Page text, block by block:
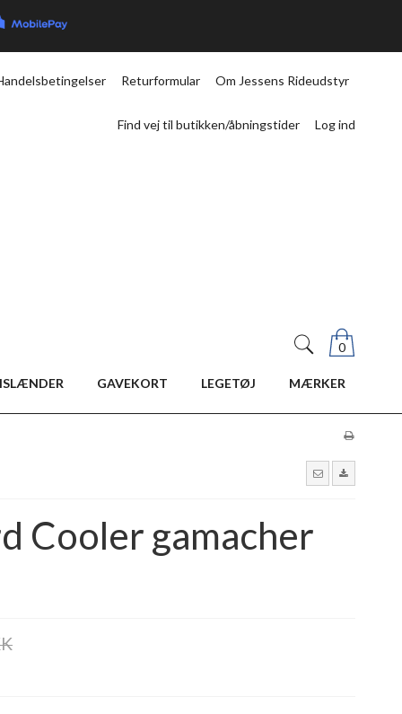
Returformular Om Jessens Rideudstyr
Find vej til butikken/åbningstider Log ind
0
ISLÆNDER GAVEKORT LEGETØJ MÆRKER
Cooler gamacher